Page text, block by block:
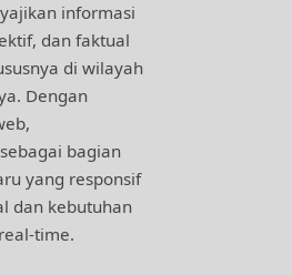
informasi
dan faktual
di wilayah
Dengan
sebagai bagian
yang responsif
dan kebutuhan
time.